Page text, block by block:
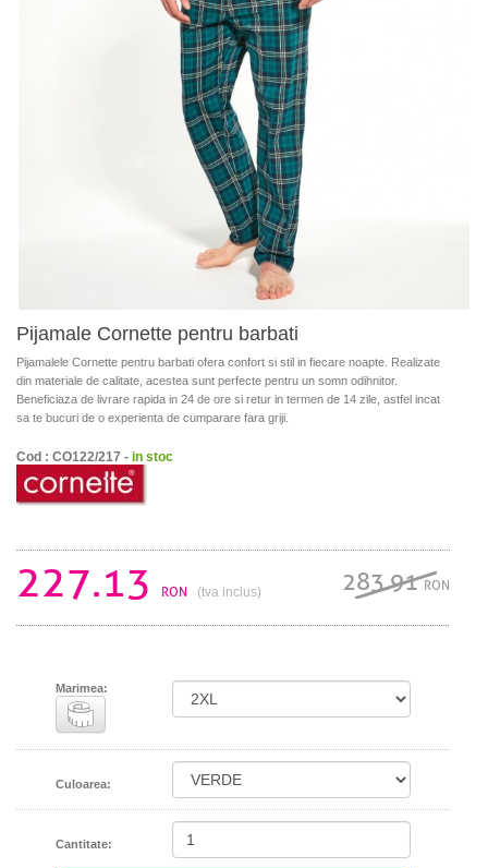
Pijamale Cornette pentru barbati
Pijamalele Cornette pentru barbati ofera confort si stil in fiecare noapte. Realizate
din materiale de calitate, acestea sunt perfecte pentru un somn odihnitor.
Beneficiaza de livrare rapida in 24 de ore si retur in termen de 14 zile, astfel incat
sa te bucuri de o experienta de cumparare fara griji.
Cod : CO122/217 - in stoc
227.13 RON (tva inclus) 283.91RON
Marimea:
Culoarea:
Cantitate: